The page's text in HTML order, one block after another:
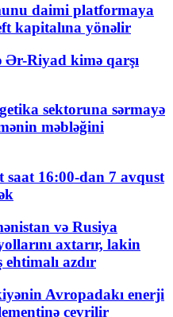
daimi platformaya
kapitalına yönəlir
Riyad kimə qarşı
sektoruna sərmayə
məbləğini
saat 16:00-dan 7 avqust
və Rusiya
axtarır, lakin
azdır
Avropadakı enerji
çevrilir